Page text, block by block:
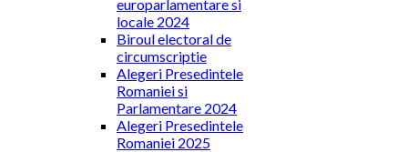
europarlamentare si
locale 2024
Biroul electoral de
circumscriptie
Alegeri Presedintele
Romaniei si
Parlamentare 2024
Alegeri Presedintele
Romaniei 2025